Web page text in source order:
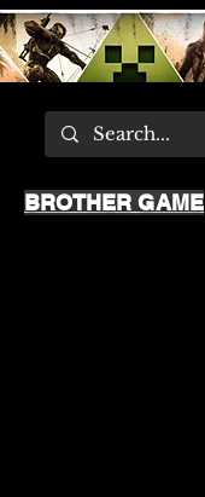
BROTHER GAME